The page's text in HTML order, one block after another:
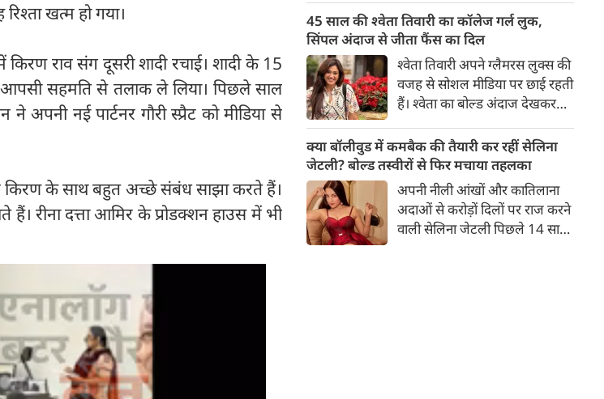
खत्म हो गया।
राव संग दूसरी शादी रचाई। शादी के 15
सहमति से तलाक ले लिया। पिछले साल
नई पार्टनर गौरी स्प्रैट को मीडिया से
किरण के साथ बहुत अच्छे संबंध साझा करते हैं।
हैं। रीना दत्ता आमिर के प्रोडक्शन हाउस में भी
इंटरनेट पर तहलका मचाती रहती हैं।
इस बार निक्की ने मरून कलर की
साड़ी में अपनी कुछ सुपर सिजलिंग
तस्वीरें शेयर की है। खूबसूरत शिमरी
साड़ी में निक्की की अदाएं देखने
लायक है।
45 साल की श्वेता तिवारी का कॉलेज गर्ल लुक,
सिंपल अंदाज से जीता फैंस का दिल
श्वेता तिवारी अपने ग्लैमरस लुक्स की
वजह से सोशल मीडिया पर छाई रहती
हैं। श्वेता का बोल्ड अंदाज देखकर
बच्चों की मां हैं। 45 साल की श्वेता
तिवारी की तस्वीरों पर फैंस जमकर
प्यार लुटाते हैं। इस बार श्वेता तिवारी
ने वेकेशन से अपनी कुछ तस्वीरें शेयर
की है।
क्या बॉलीवुड में कमबैक की तैयारी कर रहीं सेलिना
जेटली? बोल्ड तस्वीरों से फिर मचाया तहलका
अपनी नीली आंखों और कातिलाना
अदाओं से करोड़ों दिलों पर राज करने
वाली सेलिना जेटली पिछले 14 साल